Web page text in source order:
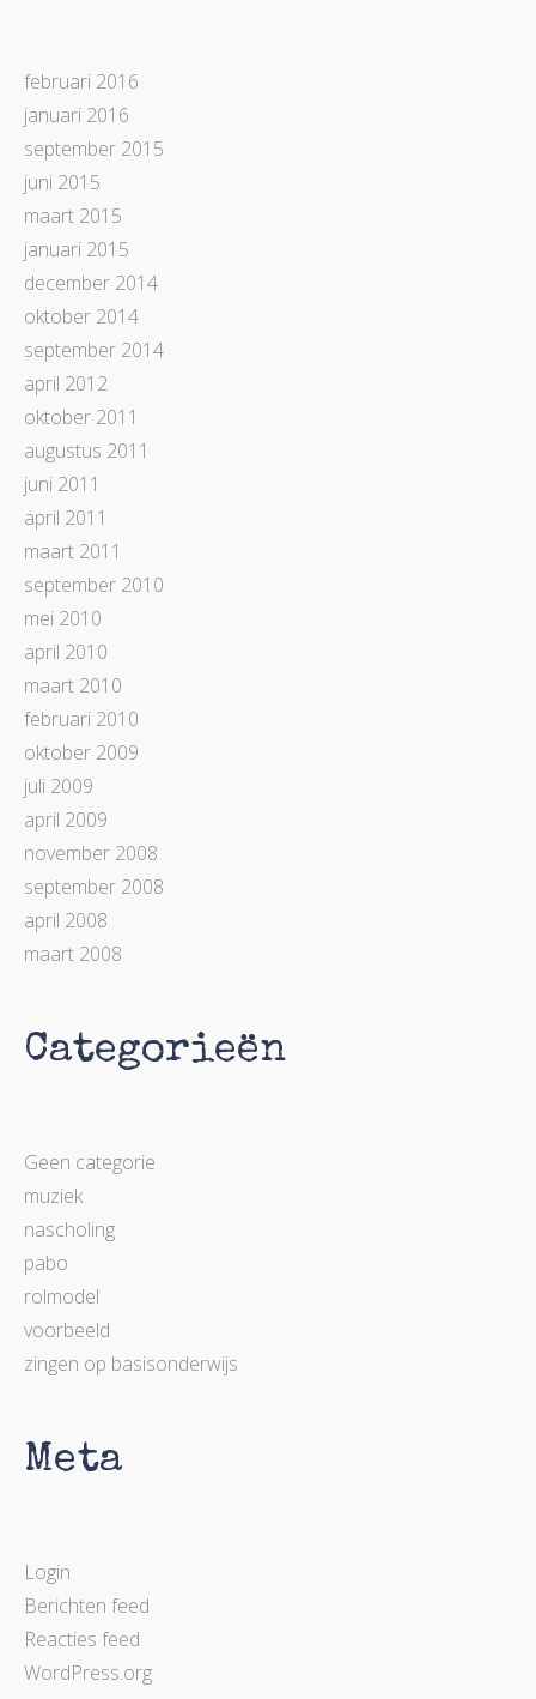
februari 2016
januari 2016
september 2015
juni 2015
maart 2015
januari 2015
december 2014
oktober 2014
september 2014
april 2012
oktober 2011
augustus 2011
juni 2011
april 2011
maart 2011
september 2010
mei 2010
april 2010
maart 2010
februari 2010
oktober 2009
juli 2009
april 2009
november 2008
september 2008
april 2008
maart 2008
Categorieën
Geen categorie
muziek
nascholing
pabo
rolmodel
voorbeeld
zingen op basisonderwijs
Meta
Login
Berichten feed
Reacties feed
WordPress.org